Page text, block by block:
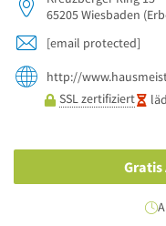
65205Wiesbaden
[email protected]
http://
SSL zertifiziert
Gratis